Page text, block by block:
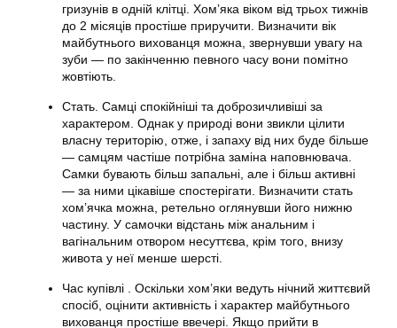
гризунів в одній клітці. Хом’яка віком від трьох тижнів
до 2 місяців простіше приручити. Визначити вік
майбутнього вихованця можна, звернувши увагу на
зуби — по закінченню певного часу вони помітно
жовтіють.
Стать. Самці спокійніші та доброзичливіші за
характером. Однак у природі вони звикли цілити
власну територію, отже, і запаху від них буде більше
— самцям частіше потрібна заміна наповнювача.
Самки бувають більш запальні, але і більш активні
— за ними цікавіше спостерігати. Визначити стать
хом’ячка можна, ретельно оглянувши його нижню
частину. У самочки відстань між анальним і
вагінальним отвором несуттєва, крім того, внизу
живота у неї менше шерсті.
Час купівлі . Оскільки хом’яки ведуть нічний життєвий
спосіб, оцінити активність і характер майбутнього
вихованця простіше ввечері. Якщо прийти в